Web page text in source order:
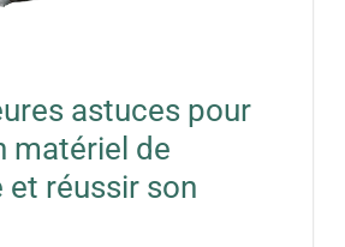
astuces pour
matériel de
et réussir son